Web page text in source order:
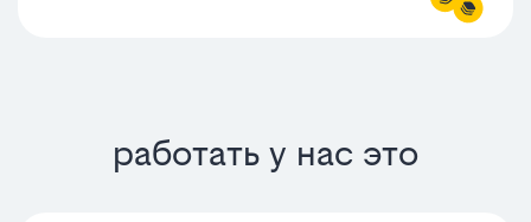
работать у нас это